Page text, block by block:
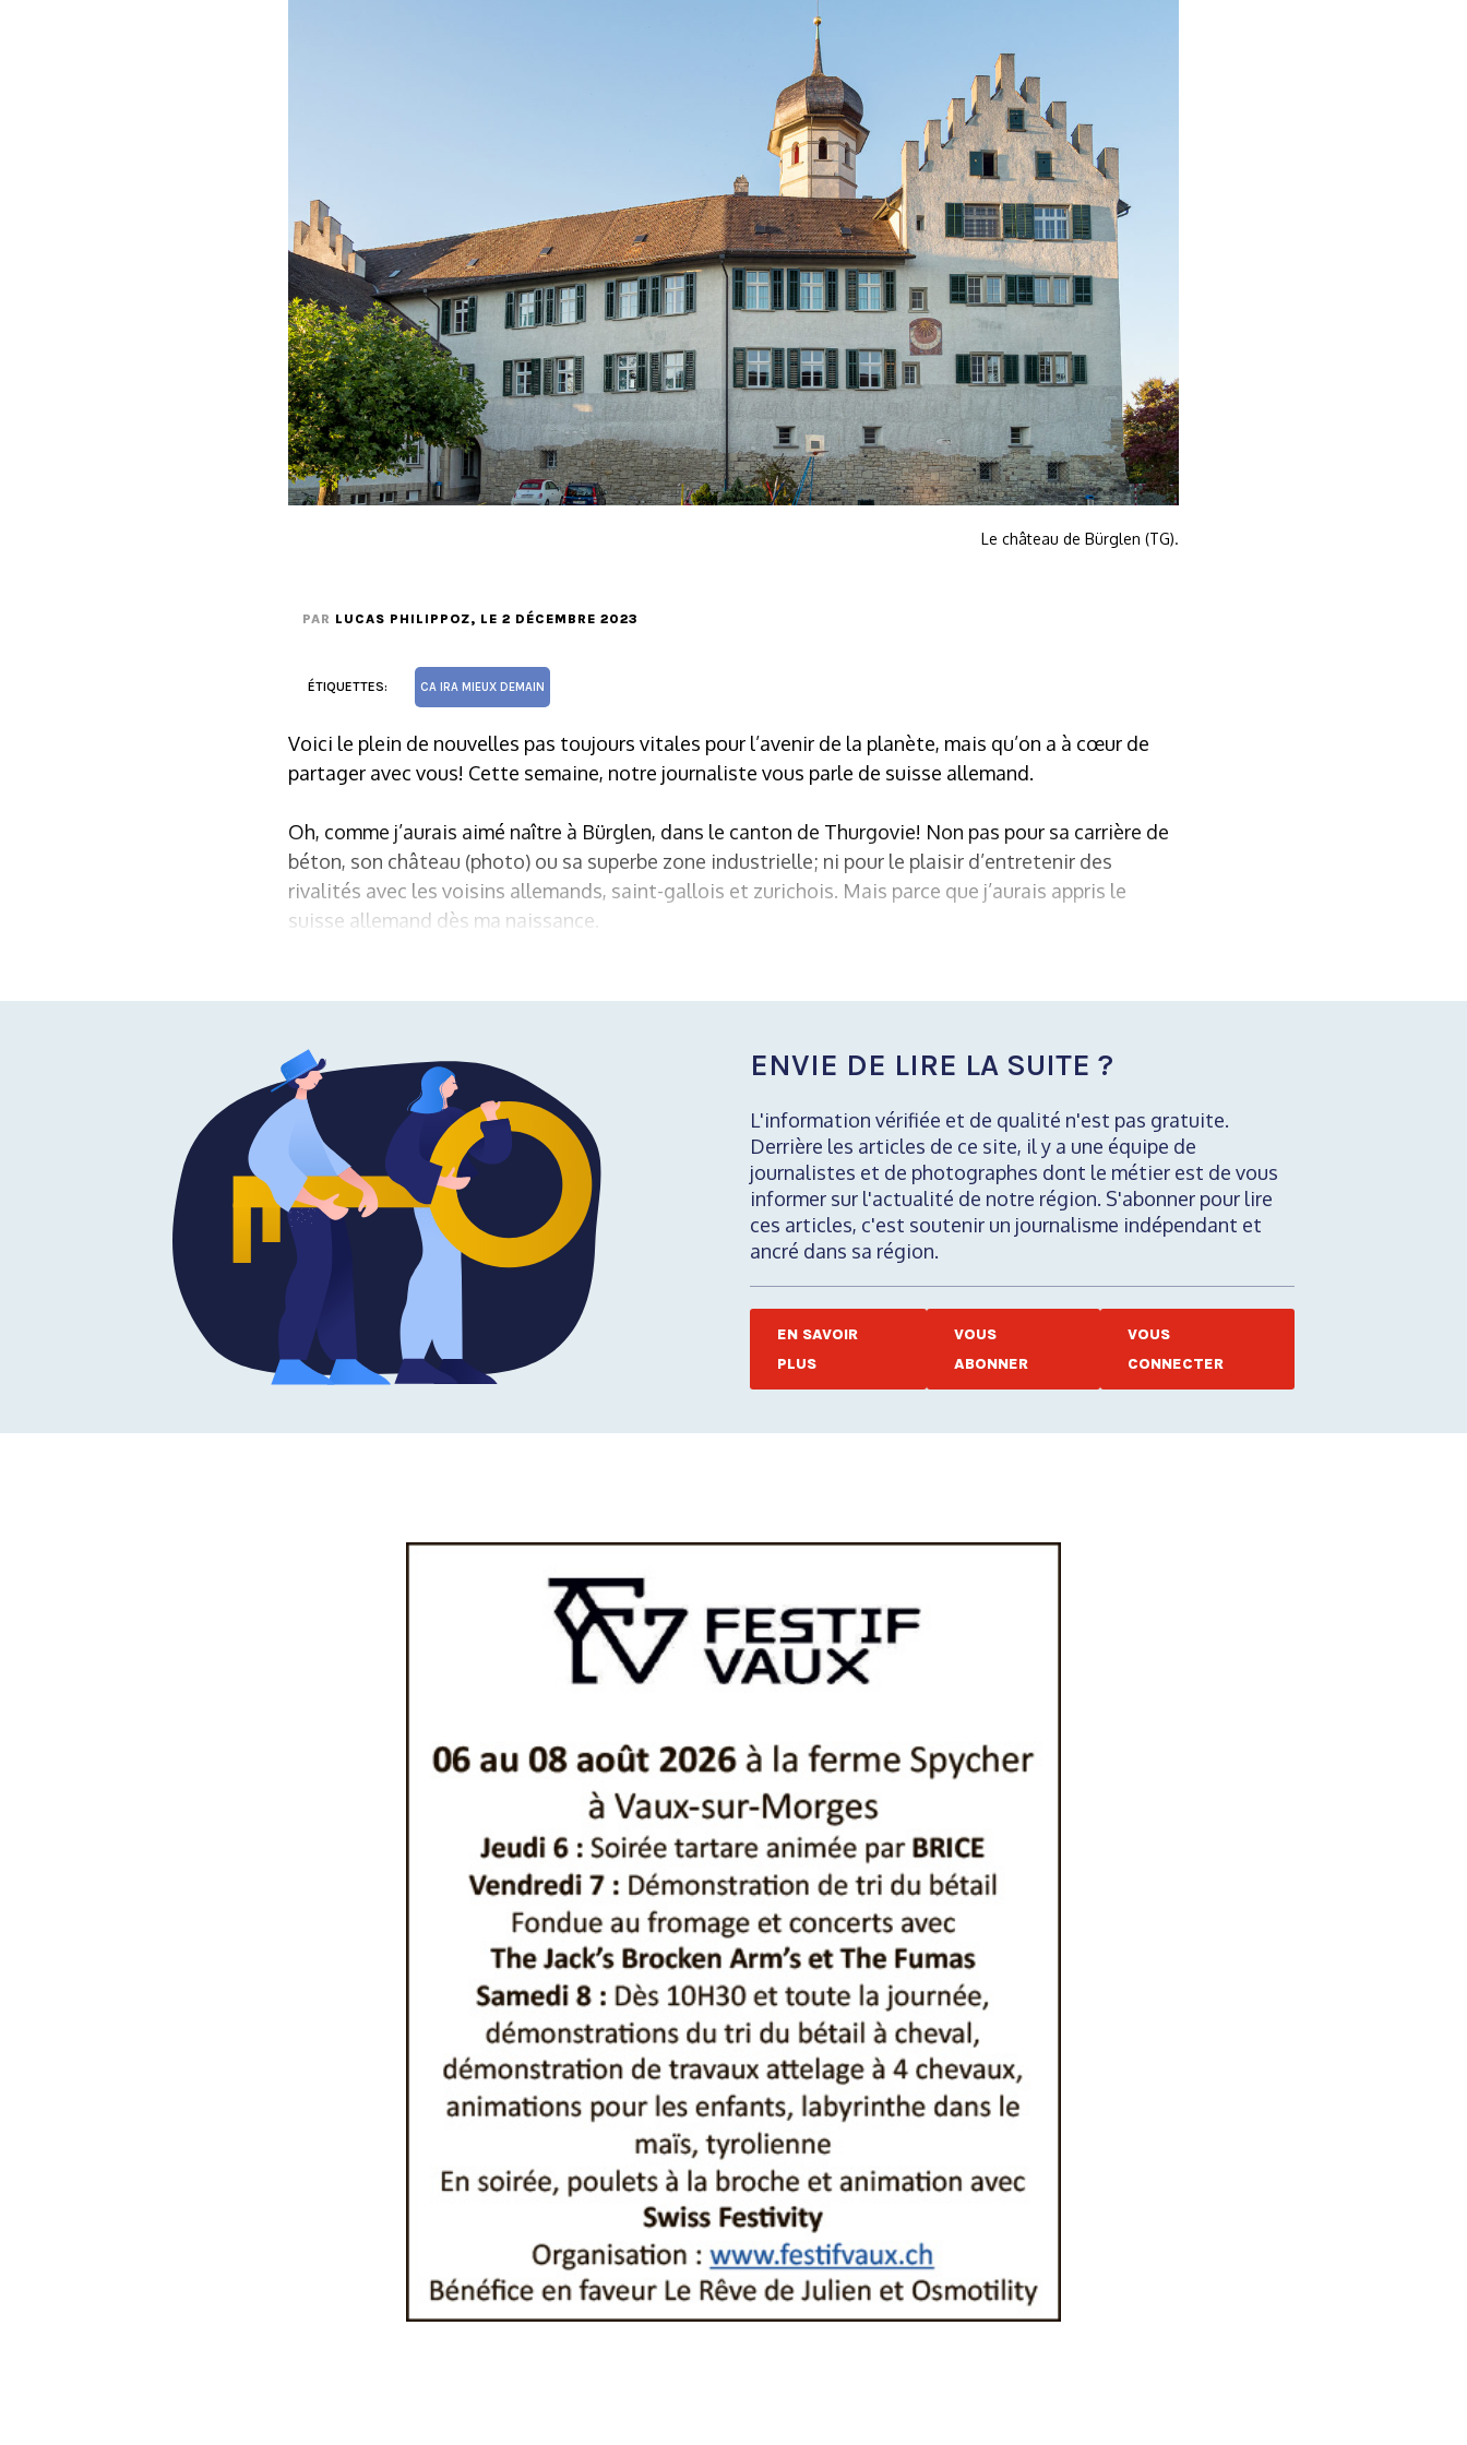
Le château de Bürglen (TG).
PAR LUCAS PHILIPPOZ, LE 2 DÉCEMBRE 2023
ÉTIQUETTES: CA IRA MIEUX DEMAIN
Voici le plein de nouvelles pas toujours vitales pour l’avenir de la planète, mais qu’on a à cœur de
partager avec vous! Cette semaine, notre journaliste vous parle de suisse allemand.
Oh, comme j’aurais aimé naître à Bürglen, dans le canton de Thurgovie! Non pas pour sa carrière de
béton, son château (photo) ou sa superbe zone industrielle; ni pour le plaisir d’entretenir des
rivalités avec les voisins allemands, saint-gallois et zurichois. Mais parce que j’aurais appris le
suisse allemand dès ma naissance.
ENVIE DE LIRE LA SUITE ?
L'information vérifiée et de qualité n'est pas gratuite.
Derrière les articles de ce site, il y a une équipe de
journalistes et de photographes dont le métier est de vous
informer sur l'actualité de notre région. S'abonner pour lire
ces articles, c'est soutenir un journalisme indépendant et
ancré dans sa région.
EN SAVOIR
PLUS
VOUS
ABONNER
VOUS
CONNECTER